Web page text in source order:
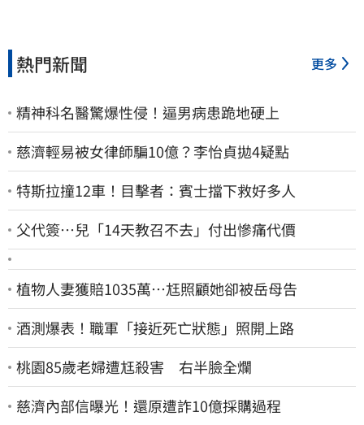
熱門新聞 更多
精神科名醫驚爆性侵！逼男病患跪地硬上
慈濟輕易被女律師騙10億？李怡貞拋4疑點
特斯拉撞12車！目擊者：賓士擋下救好多人
父代簽…兒「14天教召不去」付出慘痛代價
植物人妻獲賠1035萬…尪照顧她卻被岳母告
酒測爆表！職軍「接近死亡狀態」照開上路
桃園85歲老婦遭尪殺害 右半臉全爛
慈濟內部信曝光！還原遭詐10億採購過程